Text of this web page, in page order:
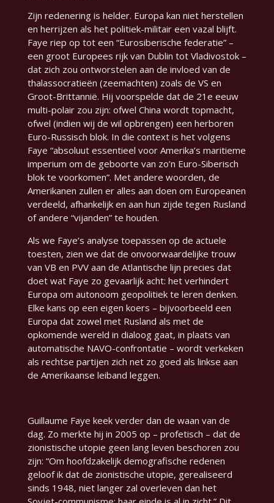
Zijn redenering is helder. Europa kan niet herstellen
en herrijzen als het politiek-militair een vazal blijft.
Faye riep op tot een “Eurosiberische federatie”–
een groot Europees rijk van Dublin tot Vladivostok –
dat zich zou ontworstelen aan de invloed van de
thalassocratieën (zeemachten) zoals de VS en
Groot-Brittannië. Hij voorspelde dat de 21e eeuw
multi-polair zou zijn: ofwel China wordt topmacht,
ofwel (indien wij de wil opbrengen) een herboren
Euro-Russisch blok. In die context is het volgens
Faye “absoluut essentieel voor Amerika’s maritieme
imperium om de geboorte van zo’n Euro-Siberisch
blok te voorkomen”. Met andere woorden, de
Amerikanen zullen er alles aan doen om Europeanen
verdeeld, afhankelijk en aan hun zijde tegen Rusland
of andere “vijanden” te houden.
Als we Faye’s analyse toepassen op de actuele
toesten, zien we dat de onvoorwaardelijke trouw
van VB en PVV aan de Atlantische lijn precies dat
doet wat Faye zo gevaarlijk acht: het verhindert
Europa om autonoom geopolitiek te leren denken.
Elke kans op een eigen koers – bijvoorbeeld een
Europa dat zowel met Rusland als met de
opkomende wereld in dialoog gaat, in plaats van
automatische NAVO-confrontatie – wordt verkeken
als rechtse partijen zich net zo goed als linkse aan
de Amerikaanse leiband leggen.
Guillaume Faye keek verder dan de waan van de
dag. Zo merkte hij in 2005 op – profetisch – dat de
zionistische utopie geen lang leven beschoren zou
zijn: “Om hoofdzakelijk demografische redenen
geloof ik dat de zionistische utopie, gerealiseerd
sinds 1948, niet langer zal overleven dan het